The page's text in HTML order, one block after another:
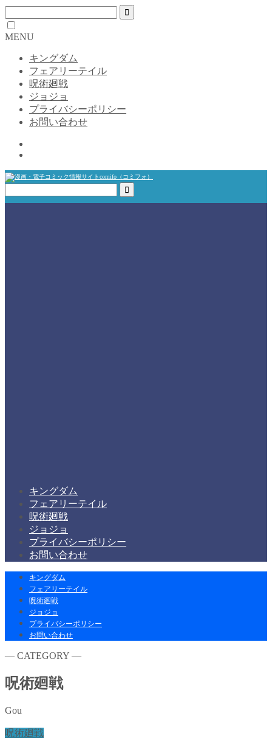
MENU
キングダム
フェアリーテイル
呪術廻戦
ジョジョ
プライバシーポリシー
お問い合わせ
キングダム
フェアリーテイル
呪術廻戦
ジョジョ
プライバシーポリシー
お問い合わせ
キングダム
フェアリーテイル
呪術廻戦
ジョジョ
プライバシーポリシー
お問い合わせ
― CATEGORY ―
呪術廻戦
Gou
呪術廻戦